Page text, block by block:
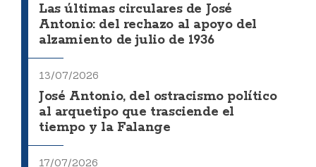
Las últimas circulares de José
Antonio: del rechazo al apoyo del
alzamiento de julio de 1936
13/07/2026
José Antonio, del ostracismo político
al arquetipo que trasciende el
tiempo y la Falange
17/07/2026